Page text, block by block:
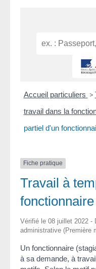
Accueil particuliers >
travail dans la
partiel d'un
Fiche pratique
Travail à
fonctionnaire
Vérifié le 08 juillet 2022 -
administrative (Première
Un fonctionnaire
à sa demande, à